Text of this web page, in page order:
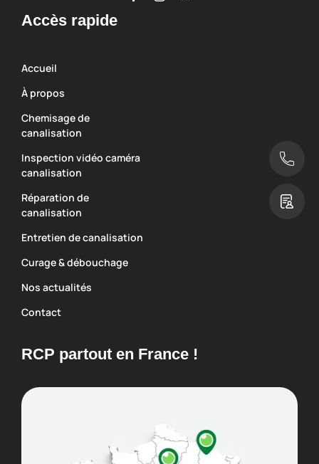
Accès rapide
Accueil
À propos
Chemisage de
canalisation
Inspection vidéo caméra
canalisation
Réparation de
canalisation
Entretien de canalisation
Curage & débouchage
Nos actualités
Contact
RCP partout en France !